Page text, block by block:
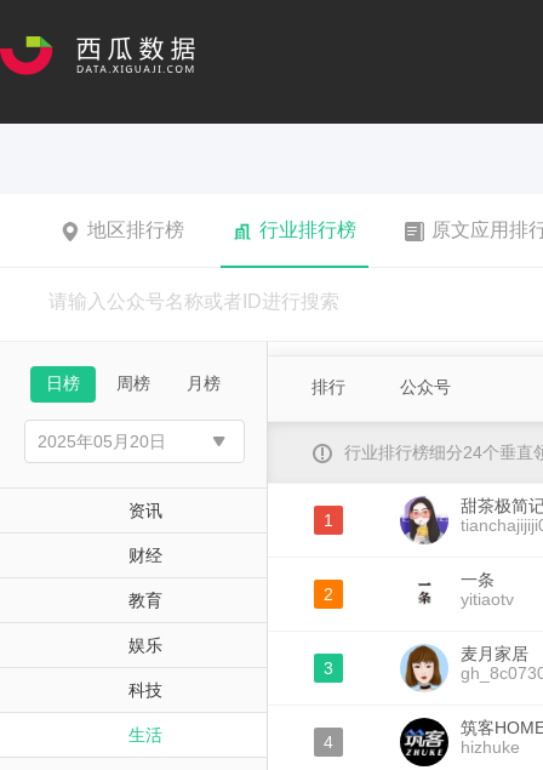
地区排行榜 行业排行榜 原文应用排
日榜 周榜 月榜
资讯
财经
教育
娱乐
科技
生活
排行 公众号
行业排行榜细分24个垂直
1
甜茶极简
2
一条
yitiaotv
3
麦月家居
4
筑客
hizhuke